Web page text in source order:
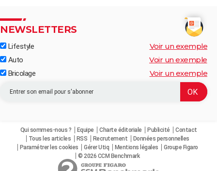
NEWSLETTERS
Lifestyle Voir un exemple
Auto Voir un exemple
Bricolage Voir un exemple
Qui sommes-nous ? Equipe Charte éditoriale Publicité
Contact
Tous les articles
RSS Recrutement
Données personnelles
Paramétrer les cookies
Gérer Utiq Mentions légales
Groupe Figaro
© 2026 CCM Benchmark